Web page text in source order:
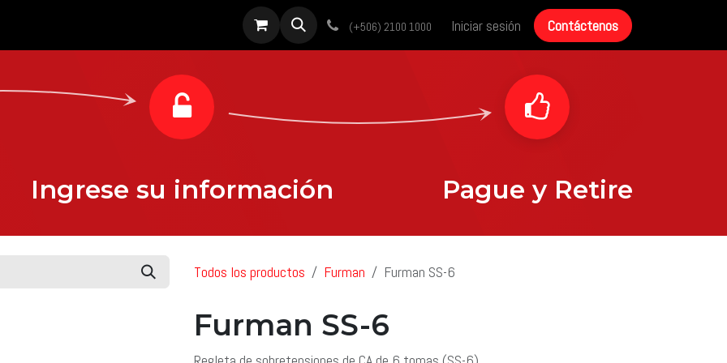
Sobre nosotros Noticias Historias de éxito Contáctenos
(+506) 2100 1000 Iniciar sesión Contáctenos
Ingrese su información Pague y Retire
Todos los productos Furman Furman SS-6
Furman SS-6